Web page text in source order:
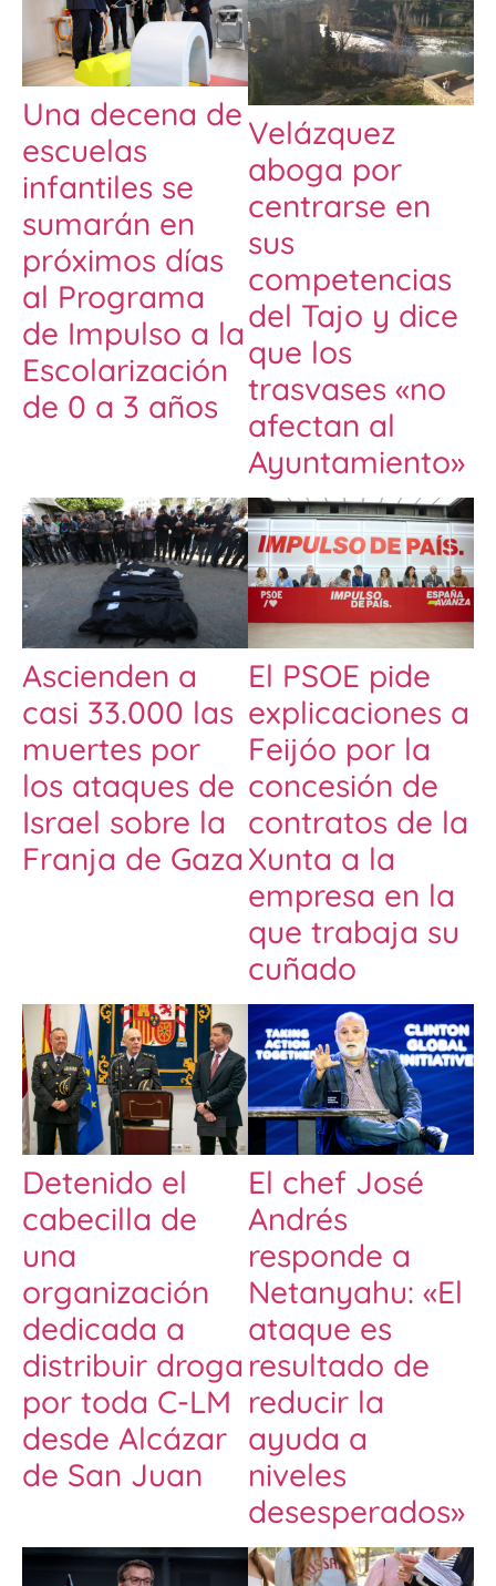
Una decena de
escuelas
infantiles se
sumarán en
próximos días
al Programa
de Impulso a la
Escolarización
de 0 a 3 años
Velázquez
aboga por
centrarse en
sus
competencias
del Tajo y dice
que los
trasvases «no
afectan al
Ayuntamiento»
Ascienden a
casi 33.000 las
muertes por
los ataques de
Israel sobre la
Franja de Gaza
El PSOE pide
explicaciones a
Feijóo por la
concesión de
contratos de la
Xunta a la
empresa en la
que trabaja su
cuñado
Detenido el
cabecilla de
una
organización
dedicada a
distribuir droga
por toda C-LM
desde Alcázar
de San Juan
El chef José
Andrés
responde a
Netanyahu: «El
ataque es
resultado de
reducir la
ayuda a
niveles
desesperados»